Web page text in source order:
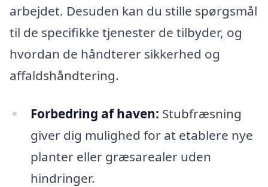
arbejdet. Desuden kan du stille spørgsmål
til de specifikke tjenester de tilbyder, og
hvordan de håndterer sikkerhed og
affaldshåndtering.
Forbedring af haven: Stubfræsning
giver dig mulighed for at etablere nye
planter eller græsarealer uden
hindringer.